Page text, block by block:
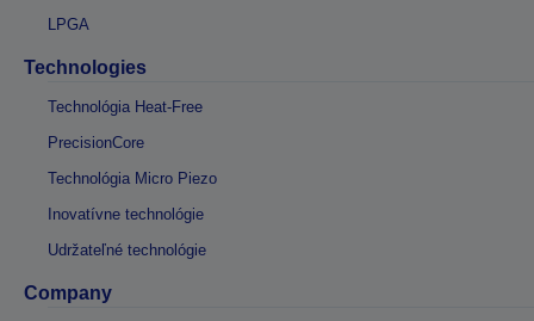
LPGA
Technologies
Technológia Heat-Free
PrecisionCore
Technológia Micro Piezo
Inovatívne technológie
Udržateľné technológie
Company